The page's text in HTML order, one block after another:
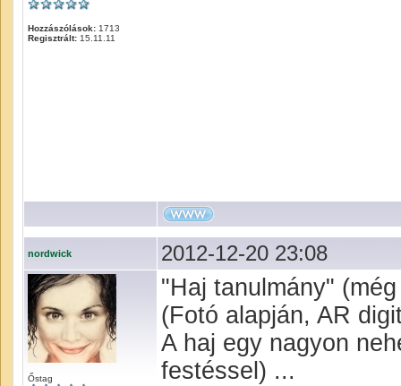
Hozzászólások: 1713
Regisztrált: 15.11.11
nordwick 2012-12-20 23:08
Őstag
"Haj tanulmány"
(Fotó alapján, AR
A haj egy nagyon
festéssel) ...